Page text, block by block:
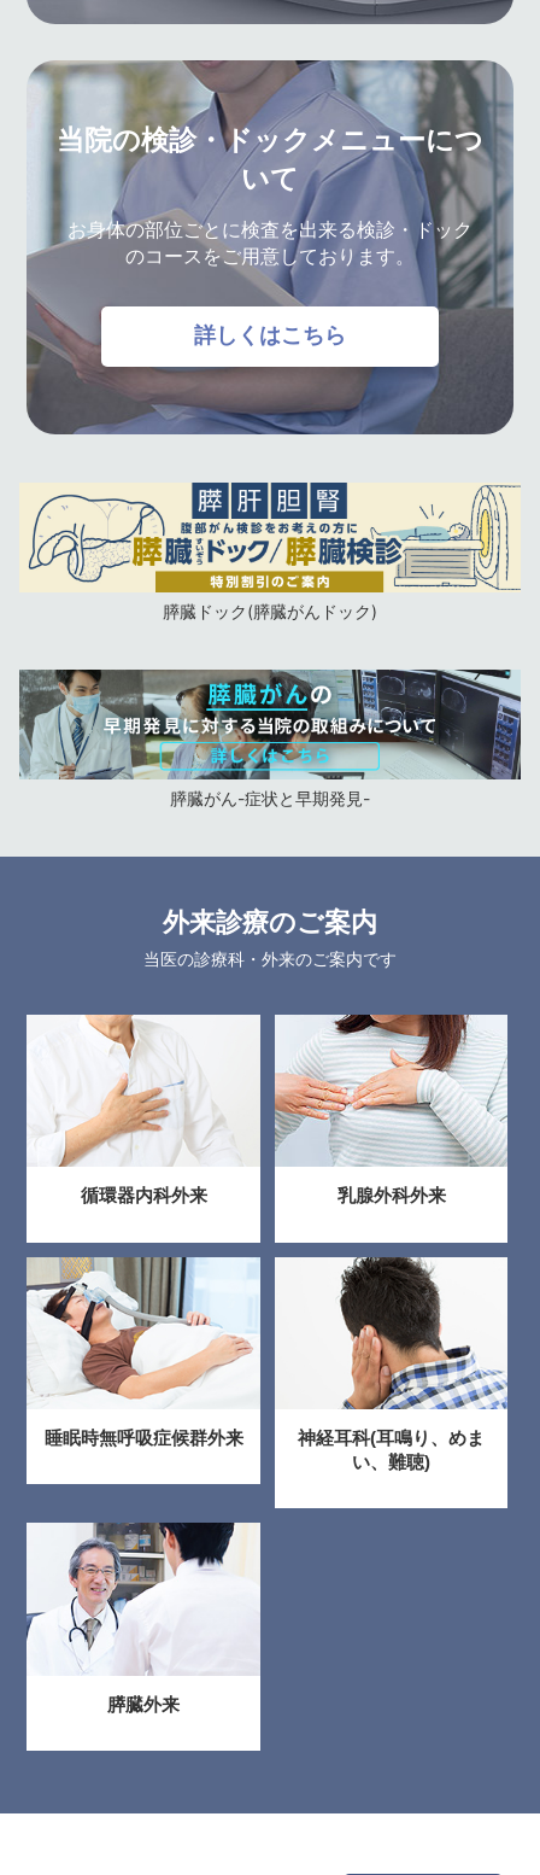
当院の検診・ドックメニューにつ
いて
お身体の部位ごとに検査を出来る検診・ドック
のコースをご用意しております。
詳しくはこちら
膵臓ドック(膵臓がんドック)
膵臓がん-症状と早期発見-
外来診療のご案内
当医の診療科・外来のご案内です
循環器内科外来 乳腺外科外来
睡眠時無呼吸症候群外来
神経耳科(耳鳴り、めま
い、難聴)
膵臓外来